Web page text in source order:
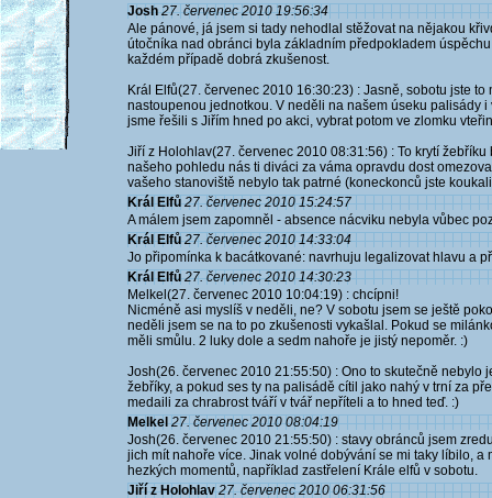
Josh 27. červenec 2010 19:56:34
Ale pánové, já jsem si tady nehodlal stěžovat na nějakou
útočníka nad obránci byla základním předpokladem
každém případě dobrá zkušenost.
Král Elfů(27. červenec 2010 16:30:23) : Jasně, sobotu jste
nastoupenou jednotkou. V neděli na našem úseku palisády
jsme řešili s Jiřím hned po akci, vybrat potom ve zlomku
Jiří z Holohlav(27. červenec 2010 08:31:56) : To krytí
našeho pohledu nás ti diváci za váma opravdu dost
vašeho stanoviště nebylo tak patrné (koneckonců jste
Král Elfů 27. červenec 2010 15:24:57
A málem jsem zapomněl - absence nácviku nebyla vůbec
Král Elfů 27. červenec 2010 14:33:04
Jo připomínka k bacátkované: navrhuju legalizovat hlavu a
Král Elfů 27. červenec 2010 14:30:23
Melkel(27. červenec 2010 10:04:19) : chcípni!
Nicméně asi myslíš v neděli, ne? V sobotu jsem se ještě
neděli jsem se na to po zkušenosti vykašlal. Pokud se
měli smůlu. 2 luky dole a sedm nahoře je jistý nepoměr. :)
Josh(26. červenec 2010 21:55:50) : Ono to skutečně nebylo
žebříky, a pokud ses ty na palisádě cítil jako nahý v trní za
medaili za chrabrost tváří v tvář nepříteli a to hned teď. :)
Melkel 27. červenec 2010 08:04:19
Josh(26. červenec 2010 21:55:50) : stavy obránců jsem
jich mít nahoře více. Jinak volné dobývání se mi taky líbilo, a
hezkých momentů, například zastřelení Krále elfů v sobotu.
Jiří z Holohlav 27. červenec 2010 06:31:56